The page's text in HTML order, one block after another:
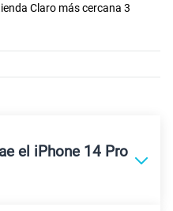
Claro más cercana 3
el iPhone 14 Pro